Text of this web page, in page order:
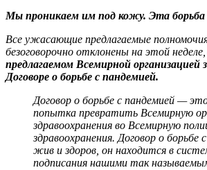
Мы проникаем им под кожу. Эта борьба
Все ужасающие предлагаемые
безоговорочно отклонены на этой неделе,
предлагаемом Всемирной организацией
Договоре о борьбе с пандемией.
Договор о борьбе с пандемией —
попытка превратить Всемирную
здравоохранения во Всемирную
здравоохранения. Договор о борьбе
жив и здоров, он находится в
подписания нашими так